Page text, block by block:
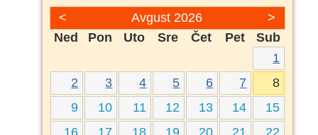
< >
Avgust 2026
Ned
Pon Uto Sre Čet Pet
Sub
1
2
3 4 5 6 7
8
9
10 11 12 13 14
15